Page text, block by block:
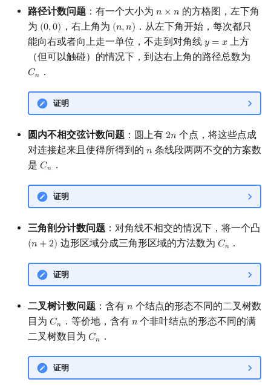
CP Editor
Code::Blocks
排序相关 STL
排序应用
DP 套 DP
DP 优化
广义后缀自动机
后缀树
回文树
序列自动机
最小表示法
Lyndon 分解
Main–Lorentz 算法
阶乘取模
卢卡斯定理
二次剩余
阶 & 原根
离散对数
高次剩余 & 单位根
数论分块
狄利克雷卷积
莫比乌斯反演
杜教筛
Min_25 筛
形式幂级数复合|复合逆
普通生成函数
划分树
二叉搜索树 & 平衡树
可持久化数据结构
树套树
K-D Tree
动态树
析合树
PQ 树
手指树
霍夫曼树
环计数问题
最小环
欧拉图
哈密顿图
二分图
平面图
弦图
图的着色
网络流
图的匹配
矩阵树定理
计算几何杂项
主元素问题
Garsia–Wachs 算法
Kahan 求和
珂朵莉树/颜色段均摊
空间优化简介
路径计数问题 ：有一个大小为 𝑛 × 𝑛
n ×n
的方格图，左下角
为 (0,0)
(0,0) ，右上角为 (𝑛,𝑛)
(n,n)
．从左下角开始，每次都只
能向右或者向上走一单位，不走到对角线 𝑦 = 𝑥
y =x
上方
（但可以触碰）的情况下，到达右上角的路径总数为
𝐶𝑛
Cn ．
证明
圆内不相交弦计数问题 ：圆上有 2𝑛
2n 个点，将这些点成
对连接起来且使得所得到的 𝑛
n 条线段两两不交的方案数
是 𝐶𝑛
Cn ．
证明
三角剖分计数问题 ：对角线不相交的情况下，将一个凸
(𝑛 +2)
(n+2) 边形区域分成三角形区域的方法数为 𝐶𝑛
Cn ．
证明
二叉树计数问题 ：含有 𝑛
n 个结点的形态不同的二叉树数
目为 𝐶𝑛
Cn ．等价地，含有 𝑛
n 个非叶结点的形态不同的满
二叉树数目为 𝐶𝑛
Cn ．
证明